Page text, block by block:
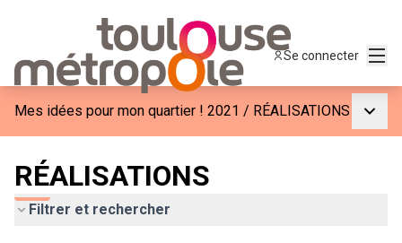
Se connecter
Mes idées pour mon quartier ! 2021 / RÉALISATIONS
RÉALISATIONS
Filtrer et rechercher